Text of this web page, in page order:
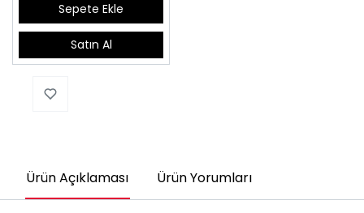
Sepete Ekle
Satın Al
Ürün Açıklaması Ürün Yorumları